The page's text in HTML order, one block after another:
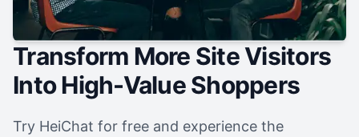
Transform More Site Visitors
Into High-Value Shoppers
Try HeiChat for free and experience the